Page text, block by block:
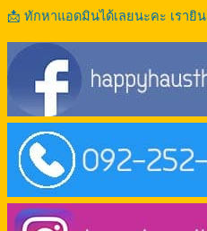
📩 ทักหาแอดมินได้เลยนะคะ เรายิ